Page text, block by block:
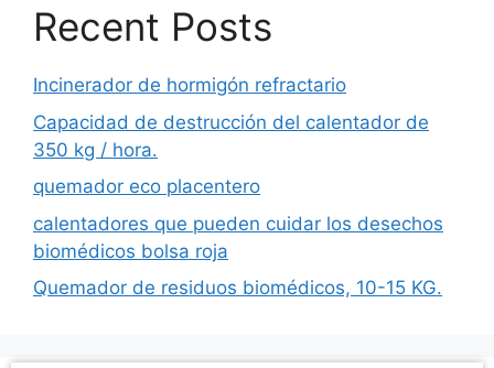
Recent Posts
Incinerador de hormigón refractario
Capacidad de destrucción del calentador de
350 kg / hora.
quemador eco placentero
calentadores que pueden cuidar los desechos
biomédicos bolsa roja
Quemador de residuos biomédicos, 10-15 KG.